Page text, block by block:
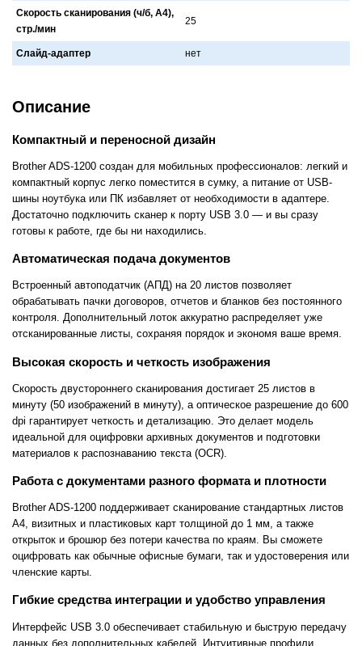
Скорость сканирования (ч/б, А4),
стр./мин
25
Слайд-адаптер нет
Описание
Компактный и переносной дизайн
Brother ADS-1200 создан для мобильных профессионалов: легкий и
компактный корпус легко поместится в сумку, а питание от USB-
шины ноутбука или ПК избавляет от необходимости в адаптере.
Достаточно подключить сканер к порту USB 3.0 — и вы сразу
готовы к работе, где бы ни находились.
Автоматическая подача документов
Встроенный автоподатчик (АПД) на 20 листов позволяет
обрабатывать пачки договоров, отчетов и бланков без постоянного
контроля. Дополнительный лоток аккуратно распределяет уже
отсканированные листы, сохраняя порядок и экономя ваше время.
Высокая скорость и четкость изображения
Скорость двустороннего сканирования достигает 25 листов в
минуту (50 изображений в минуту), а оптическое разрешение до 600
dpi гарантирует четкость и детализацию. Это делает модель
идеальной для оцифровки архивных документов и подготовки
материалов к распознаванию текста (OCR).
Работа с документами разного формата и плотности
Brother ADS-1200 поддерживает сканирование стандартных листов
A4, визитных и пластиковых карт толщиной до 1 мм, а также
открыток и брошюр без потери качества по краям. Вы сможете
оцифровать как обычные офисные бумаги, так и удостоверения или
членские карты.
Гибкие средства интеграции и удобство управления
Интерфейс USB 3.0 обеспечивает стабильную и быструю передачу
данных без дополнительных кабелей. Интуитивные профили